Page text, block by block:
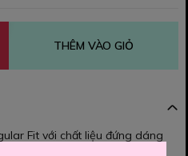
THÊM VÀO GIỎ
Fit với chất liệu đứng dáng
phù hợp với nhiều phong